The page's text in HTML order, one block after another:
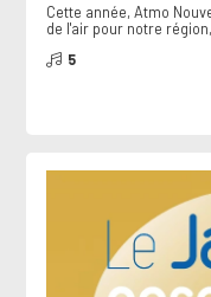
Cette année, Atmo
de l'air pour notre
5